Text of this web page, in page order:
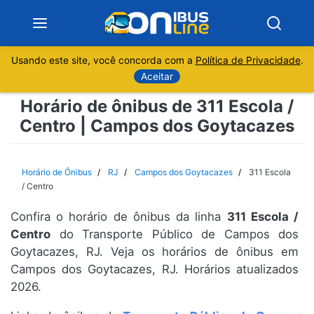
Sobre
São Paulo
Rio de Janeiro
Espírito Santo
Paraná
Usando este site, você concorda com a Política de Privacidade.
Aceitar
Horário de ônibus de 311 Escola /
Centro | Campos dos Goytacazes
Horário de Ônibus RJ Campos dos Goytacazes
311 Escola
/ Centro
Confira o horário de ônibus da linha 311 Escola /
Centro do Transporte Público de Campos dos
Goytacazes, RJ. Veja os horários de ônibus em
Campos dos Goytacazes, RJ. Horários atualizados
2026.